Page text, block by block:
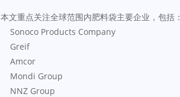
本文重点关注全球范围内肥料袋主要企业，包括：
    Sonoco Products Company
    Greif
    Amcor
    Mondi Group
    NNZ Group